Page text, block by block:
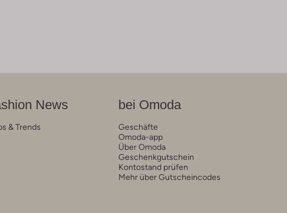
News
& Trends
bei Omoda
Geschäfte
Omoda-app
Über Omoda
Geschenkgutschein
Kontostand prüfen
Mehr über Gutscheincodes